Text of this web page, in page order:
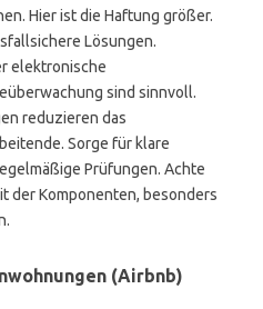
Hier ist die Haftung größer.
Lösungen.
elektronische
sind sinnvoll.
reduzieren das
Sorge für klare
Prüfungen. Achte
der Komponenten, besonders
(Airbnb)